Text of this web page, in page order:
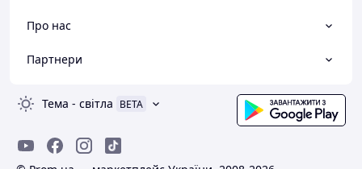
Про нас
Партнери
Тема - світла BETA